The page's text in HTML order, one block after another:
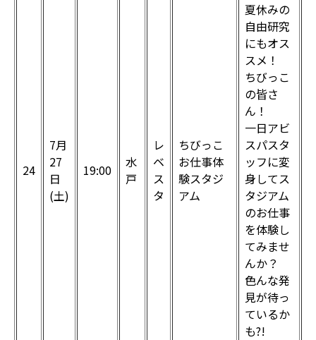
24
7月
27
日
(土)
19:00
水
戸
レ
ベ
ス
タ
ちびっこ
お仕事体
験スタジ
アム
夏休みの
自由研究
にもオス
スメ！
ちびっこ
の皆さ
ん！
一日アビ
スパスタ
ッフに変
身してス
タジアム
のお仕事
を体験し
てみませ
んか？
色んな発
見が待っ
ているか
も?!